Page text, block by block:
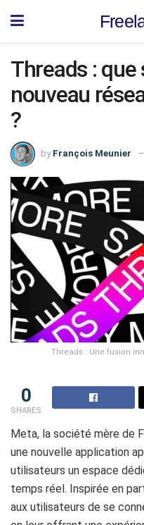
Threads : que
nouveau
?
by François Meunier
Threads : Une fusion
0
SHARES
Meta, la société mère de
une nouvelle application
utilisateurs un espace
temps réel. Inspirée en
aux utilisateurs de se